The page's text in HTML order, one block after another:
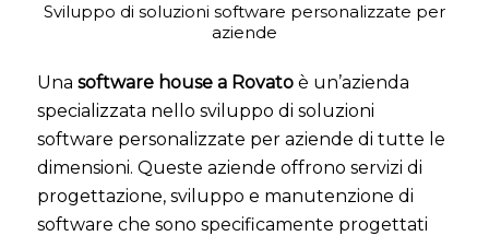
Sviluppo di soluzioni software personalizzate per
aziende
Una software house a Rovatoè un’azienda
specializzata nello sviluppo di soluzioni
software personalizzate per aziende di tutte le
dimensioni. Queste aziende offrono servizi di
progettazione, sviluppo e manutenzione di
software che sono specificamente progettati